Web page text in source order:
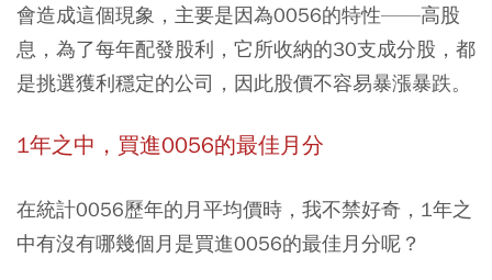
會造成這個現象，主要是因為0056的特性——高股
息，為了每年配發股利，它所收納的30支成分股，都
是挑選獲利穩定的公司，因此股價不容易暴漲暴跌。
1年之中，買進0056的最佳月分
在統計0056歷年的月平均價時，我不禁好奇，1年之
中有沒有哪幾個月是買進0056的最佳月分呢？